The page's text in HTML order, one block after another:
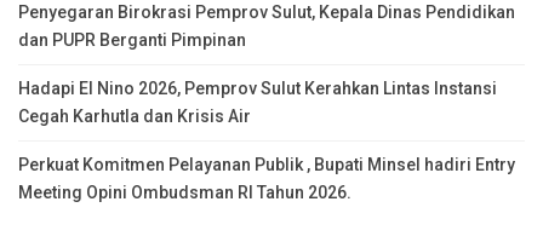
Penyegaran Birokrasi Pemprov Sulut, Kepala Dinas Pendidikan
dan PUPR Berganti Pimpinan
Hadapi El Nino 2026, Pemprov Sulut Kerahkan Lintas Instansi
Cegah Karhutla dan Krisis Air
Perkuat Komitmen Pelayanan Publik , Bupati Minsel hadiri Entry
Meeting Opini Ombudsman RI Tahun 2026.